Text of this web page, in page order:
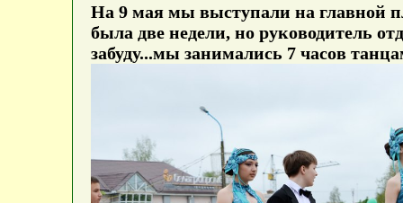
На 9 мая мы выступали на главной
была две недели, но руководитель
забуду...мы занимались 7 часов